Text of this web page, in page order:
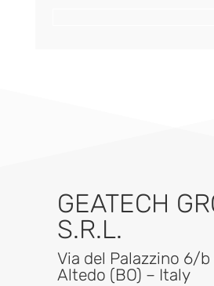
GEATECH
S.R.L.
Via del Palazzino 6/
Altedo (BO) – Italy